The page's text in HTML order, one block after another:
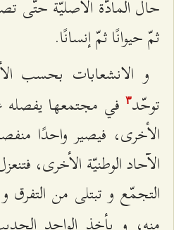
حال المادّة الأصليّة حتّى
ثمّ حيوانًا ثمّ إنسانًا.
و الانشعابات بحسب
توحّد٣ في مجتمعها يفصله
الأخرى، فيصير واحدًا
الآحاد الوطنيّة الأخرى،
التجمّع و تبتلى من